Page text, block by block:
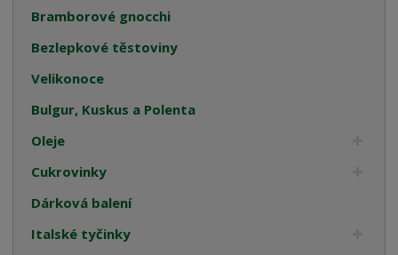
Bramborové gnocchi
Bezlepkové těstoviny
Velikonoce
Bulgur, Kuskus a Polenta
Oleje
Cukrovinky
Dárková balení
Italské tyčinky